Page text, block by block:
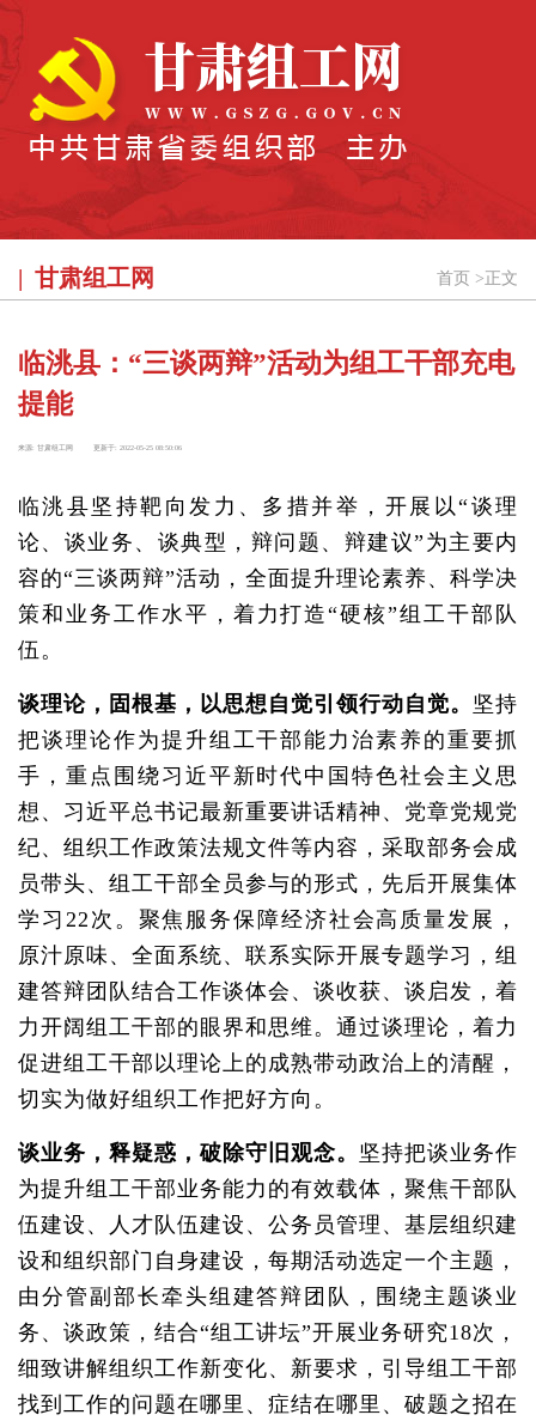
甘肃组工网 首页 > 正文
临洮县：“三谈两辩”活动为组工干部充电
提能
来源: 甘肃组工网 更新于: 2022-05-25 08:50:06
临洮县坚持靶向发力、多措并举，开展以“谈理
论、谈业务、谈典型，辩问题、辩建议”为主要内
容的“三谈两辩”活动，全面提升理论素养、科学决
策和业务工作水平，着力打造“硬核”组工干部队
伍。
谈理论，固根基，以思想自觉引领行动自觉。 坚持
把谈理论作为提升组工干部能力治素养的重要抓
手，重点围绕习近平新时代中国特色社会主义思
想、习近平总书记最新重要讲话精神、党章党规党
纪、组织工作政策法规文件等内容，采取部务会成
员带头、组工干部全员参与的形式，先后开展集体
学习22次。聚焦服务保障经济社会高质量发展，
原汁原味、全面系统、联系实际开展专题学习，组
建答辩团队结合工作谈体会、谈收获、谈启发，着
力开阔组工干部的眼界和思维。通过谈理论，着力
促进组工干部以理论上的成熟带动政治上的清醒，
切实为做好组织工作把好方向。
谈业务，释疑惑，破除守旧观念。 坚持把谈业务作
为提升组工干部业务能力的有效载体，聚焦干部队
伍建设、人才队伍建设、公务员管理、基层组织建
设和组织部门自身建设，每期活动选定一个主题，
由分管副部长牵头组建答辩团队，围绕主题谈业
务、谈政策，结合“组工讲坛”开展业务研究18次，
细致讲解组织工作新变化、新要求，引导组工干部
找到工作的问题在哪里、症结在哪里、破题之招在